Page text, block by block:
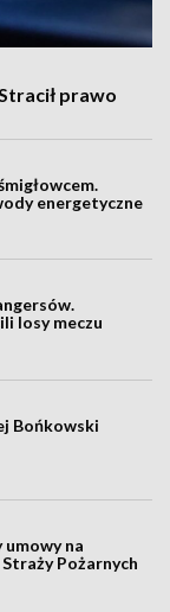
prawo
energetyczne
losy meczu
Bońkowski
umowy na
Pożarnych